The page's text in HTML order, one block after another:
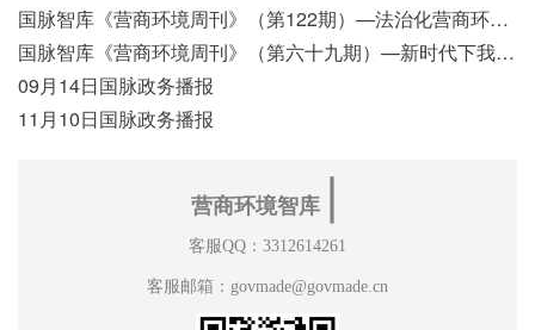
国脉智库《营商环境周刊》（第122期）—法治化营商环境视域下我国行政执法公示制度浅析
国脉智库《营商环境周刊》（第六十九期）—新时代下我国营商环境标准体系构建初探
09月14日国脉政务播报
11月10日国脉政务播报
营商环境智库
客服QQ：3312614261
客服邮箱：govmade@govmade.cn